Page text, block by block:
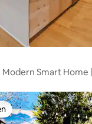
Smart Home